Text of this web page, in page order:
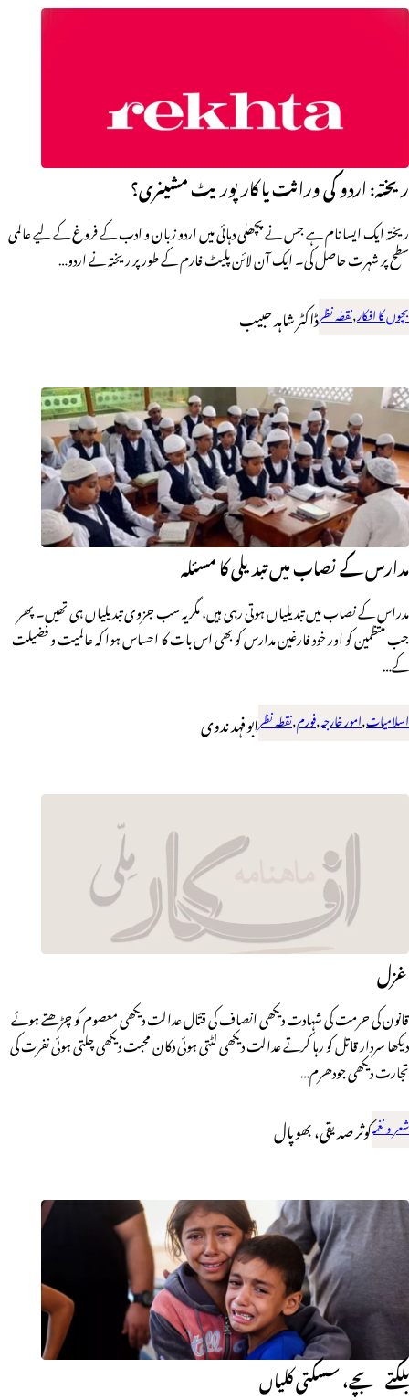
ریختہ: اردو کی وراثت یا کارپوریٹ مشینری؟
ریختہ ایک ایسا نام ہے جس نے پچھلی دہائی میں اردو زبان و ادب کے فروغ کے لیے عالمی
سطح پر شہرت حاصل کی۔ ایک آن لائن پلیٹ فارم کے طور پر ریختہ نے اردو…
بچوں کا افکار,نقطہ نظرڈاکٹر شاہد حبیب
مدارس کے نصاب میں تبدیلی کا مسئلہ
مدراس کے نصاب میں تبدیلیاں ہوتی رہی ہیں، مگر یہ سب جزوی تبدیلیاں ہی تھیں۔ پھر
جب منتظمین کو اور خود فارغین مدارس کو بھی اس بات کا احساس ہوا کہ عالمیت و فضیلت
کے…
اسلامیات,امور خارجہ,فورم,نقطہ نظرابوفہد ندوی
غزل
قانون کی حرمت کی شہادت دیکھی انصاف کی قتّال عدالت دیکھی معصوم کو چڑھتے ہوئے
دیکھا سردار قاتل کو رہا کرتے عدالت دیکھی لٹتی ہوئی دکان محبت دیکھی چلتی ہوئی نفرت کی
تجارت دیکھی جودھرم…
شعر و نغمہکوثر صدیقی، بھوپال
بلکتے بچے، سسکتی کلیاں